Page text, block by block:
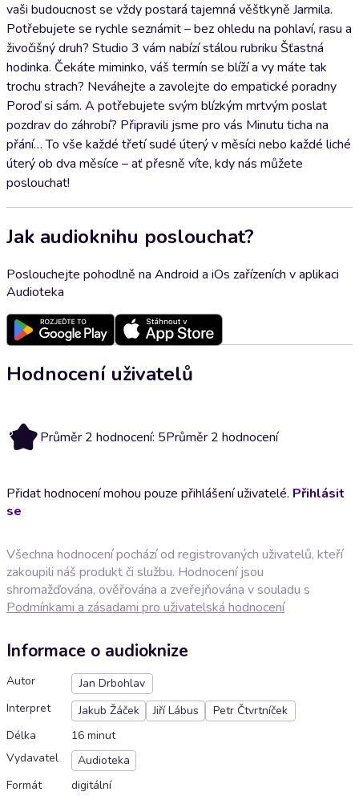
vaši budoucnost se vždy postará tajemná věštkyně Jarmila.
Potřebujete se rychle seznámit – bez ohledu na pohlaví, rasu a
živočišný druh? Studio 3 vám nabízí stálou rubriku Šťastná
hodinka. Čekáte miminko, váš termín se blíží a vy máte tak
trochu strach? Neváhejte a zavolejte do empatické poradny
Poroď si sám. A potřebujete svým blízkým mrtvým poslat
pozdrav do záhrobí? Připravili jsme pro vás Minutu ticha na
přání… To vše každé třetí sudé úterý v měsíci nebo každé liché
úterý ob dva měsíce – ať přesně víte, kdy nás můžete
poslouchat!
Jak audioknihu poslouchat?
Poslouchejte pohodlně na Android a iOs zařízeních v aplikaci
Audioteka
Hodnocení uživatelů
5 Průměr 2 hodnocení: 5Průměr 2 hodnocení
Přidat hodnocení mohou pouze přihlášení uživatelé. Přihlásit
se
Všechna hodnocení pochází od registrovaných uživatelů, kteří
zakoupili náš produkt či službu. Hodnocení jsou
shromažďována, ověřována a zveřejňována v souladu s
Podmínkami a zásadami pro uživatelská hodnocení
Informace o audioknize
Autor
Jan Drbohlav
Interpret
Jakub Žáček Jiří Lábus
Petr Čtvrtníček
Délka
16 minut
Vydavatel
Audioteka
Formát
digitální